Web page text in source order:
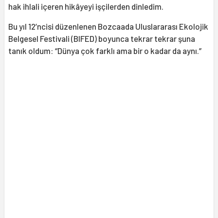
hak ihlali içeren hikâyeyi işçilerden dinledim.
Bu yıl 12’ncisi düzenlenen Bozcaada Uluslararası Ekolojik
Belgesel Festivali (BIFED) boyunca tekrar tekrar şuna
tanık oldum: “Dünya çok farklı ama bir o kadar da aynı.”